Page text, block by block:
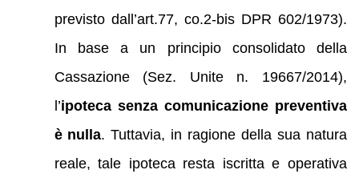
previsto dall’art.77, co.2-bis DPR 602/1973).
In base a un principio consolidato della
Cassazione (Sez. Unite n. 19667/2014),
l’ipoteca senza comunicazione preventiva
è nulla. Tuttavia, in ragione della sua natura
reale, tale ipoteca resta iscritta e operativa